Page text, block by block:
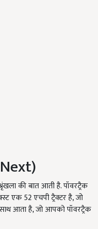
की बात आती है. पॉवरट्रैक
एक 52 एचपी ट्रैक्टर है, जो
आता है, जो आपको पॉवरट्रैक